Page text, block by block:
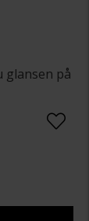
glansen på